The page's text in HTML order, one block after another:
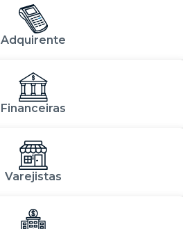
Adquirente
Financeiras
Varejistas